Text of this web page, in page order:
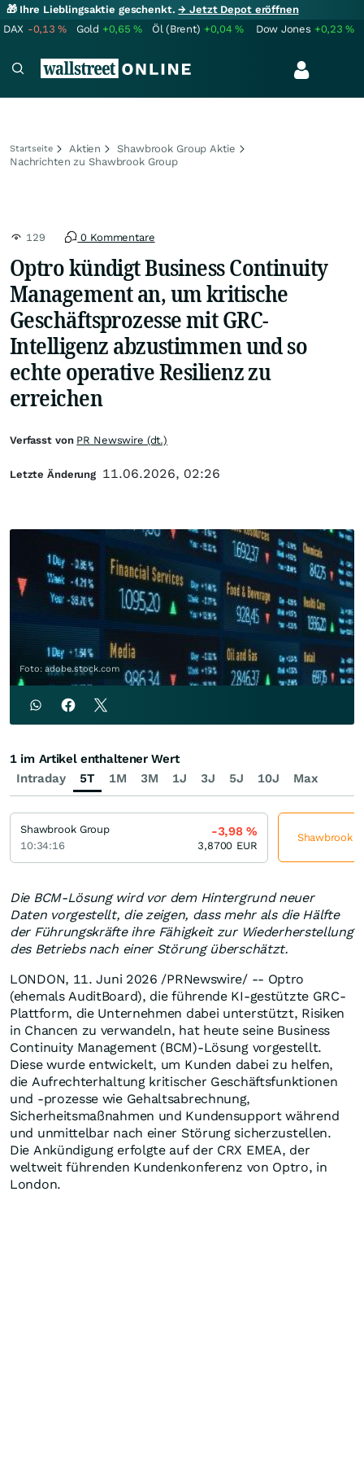
🎁 Ihre Lieblingsaktie geschenkt.→ Jetzt Depot eröffnen
DAX -0,13% Gold +0,65% Öl (Brent) +0,04% Dow Jones +0,23%
Startseite Aktien
Shawbrook Group Aktie
Nachrichten zu Shawbrook Group
129 0 Kommentare
Optro kündigt Business Continuity
Management an, um kritische
Geschäftsprozesse mit GRC-
Intelligenz abzustimmen und so
echte operative Resilienz zu
erreichen
Foto: adobe.stock.com
Die BCM-Lösung wird vor dem Hintergrund neuer
Daten vorgestellt, die zeigen, dass mehr als die Hälfte
der Führungskräfte ihre Fähigkeit zur Wiederherstellung
des Betriebs nach einer Störung überschätzt.
LONDON, 11. Juni 2026 /PRNewswire/ -- Optro
(ehemals AuditBoard), die führende KI-gestützte GRC-
Plattform, die Unternehmen dabei unterstützt, Risiken
in Chancen zu verwandeln, hat heute seine Business
Continuity Management (BCM)-Lösung vorgestellt.
Diese wurde entwickelt, um Kunden dabei zu helfen,
die Aufrechterhaltung kritischer Geschäftsfunktionen
und -prozesse wie Gehaltsabrechnung,
Sicherheitsmaßnahmen und Kundensupport während
und unmittelbar nach einer Störung sicherzustellen.
Die Ankündigung erfolgte auf der CRX EMEA, der
weltweit führenden Kundenkonferenz von Optro, in
London.
Verfasst von PR Newswire (dt.)
Letzte Änderung 11.06.2026, 02:26
Intraday 5T 1M 3M 1J 3J 5J 10J Max
1 im Artikel enthaltener Wert
Shawbrook Group
10:34:16
-3,98%
3,8700 EUR
Shawbrook